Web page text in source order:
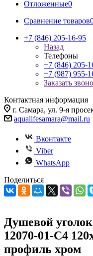
Отложенные0
Сравнение товаров
+7 (846) 205-16-95
Назад
Телефоны
+7 (846) 205-
+7 (987) 955-
Заказать
Контактная информация
г. Самара, ул. 9-я
aqualifesamara@mail.ru
Вконтакте
Viber
WhatsApp
Поделиться
Душевой
12070-01-C4
профиль хром